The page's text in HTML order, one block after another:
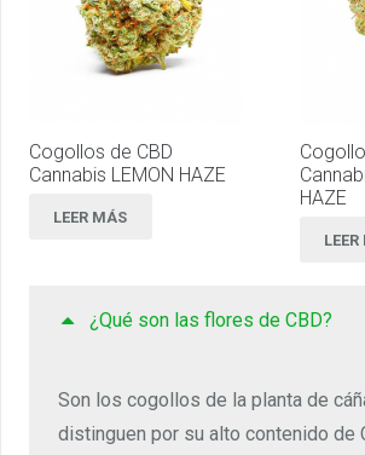
Cogollos de CBD
Cannabis LEMON HAZE
LEER MÁS
HAZE
¿Qué son las flores de CBD?
Son los cogollos de la planta de
distinguen por su alto contenido de